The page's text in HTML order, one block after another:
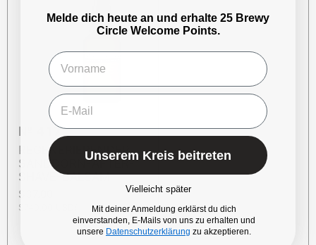
№ 417
REGENERIERENDER
SANDDORN-AFTER-
SHAVE-BALSAM
Preis:
$37.00
Stückpreis:
$740.00 USD/l
Melde dich heute an und erhalte 25 Brewy
Circle Welcome Points.
Name
email
Unserem Kreis beitreten
Vielleicht später
Mit deiner Anmeldung erklärst du dich
einverstanden, E-Mails von uns zu erhalten und
unsere Datenschutzerklärung zu akzeptieren.